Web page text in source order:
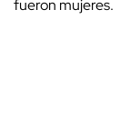
fueron mujeres.